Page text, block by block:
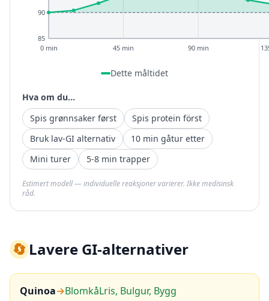
85
90
0 min 45 min 90 min
Dette måltidet
Hva om du...
Spis grønnsaker først
Spis protein först
Bruk lav-GI alternativ
10 min gåtur etter
Mini turer
5-8 min trapper
Estimert modell — individuelle reaksjoner varierer. Ikke medisinsk
råd.
🔄Lavere GI-alternativer
Quinoa→BlomkåLris, Bulgur, Bygg